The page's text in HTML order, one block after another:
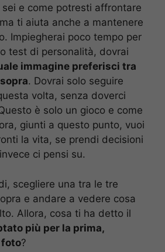
e come potresti affrontare
ti aiuta anche a mantenere
Impiegherai poco tempo per
test di personalità, dovrai
immagine preferisci tra
. Dovrai solo seguire
volta, senza doverci
è solo un gioco e come
giunti a questo punto, vuoi
la vita, se prendi decisioni
ci pensi su.
scegliere una tra le tre
e andare a vedere cosa
Allora, cosa ti ha detto il
più per la prima,
foto?